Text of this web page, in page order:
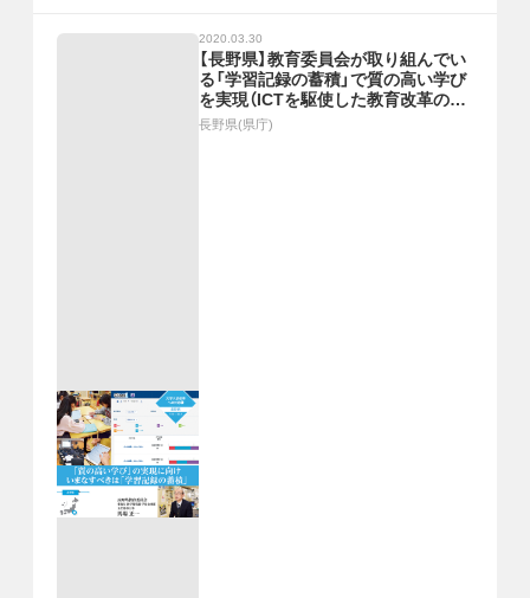
2020.03.30
【長野県】教育委員会が取り組んでい
る「学習記録の蓄積」で質の高い学び
を実現（ICTを駆使した教育改革の事
例）
長野県(県庁)